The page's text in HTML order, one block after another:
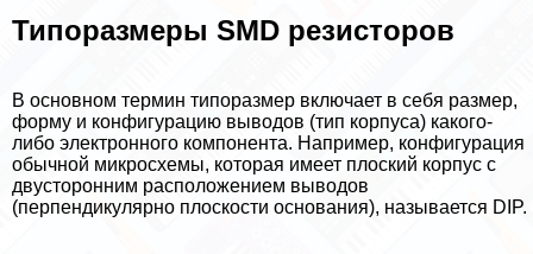
Типоразмеры SMD резисторов
В основном термин типоразмер включает в себя размер,
форму и конфигурацию выводов (тип корпуса) какого-
либо электронного компонента. Например, конфигурация
обычной микросхемы, которая имеет плоский корпус с
двусторонним расположением выводов
(перпендикулярно плоскости основания), называется DIP.